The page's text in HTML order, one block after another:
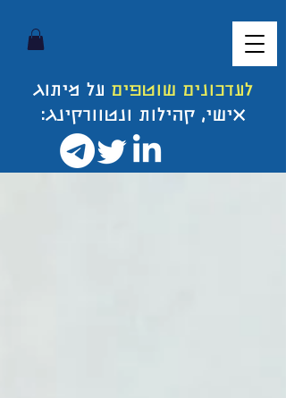
לעדכונים שוטפים על מיתוג
אישי, קהילות ונטוורקינג: